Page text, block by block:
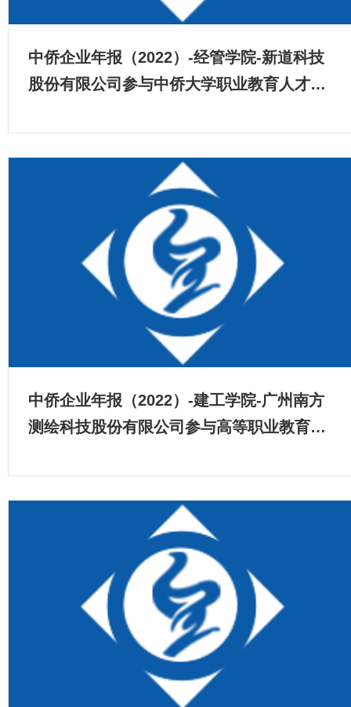
中侨企业年报（2022）-经管学院-新道科技
股份有限公司参与中侨大学职业教育人才培
中侨企业年报（2022）-建工学院-广州南方
测绘科技股份有限公司参与高等职业教育人